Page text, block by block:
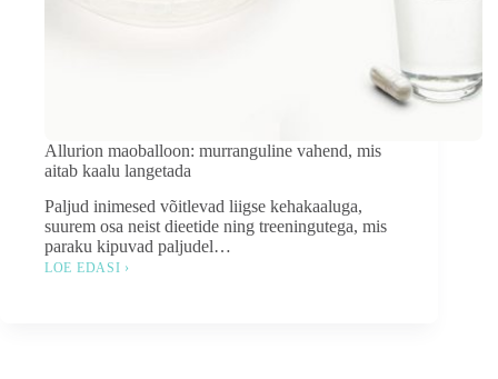
Allurion maoballoon: murranguline vahend, mis
aitab kaalu langetada
Paljud inimesed võitlevad liigse kehakaaluga,
suurem osa neist dieetide ning treeningutega, mis
paraku kipuvad paljudel…
LOE EDASI ›